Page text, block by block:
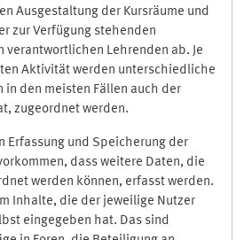
Ausgestaltung der Kursräume und
zur Verfügung stehenden
Lehrenden ab. Je
Aktivität werden unterschiedliche
in den meisten Fällen auch der
zugeordnet werden.
Erfassung und Speicherung der
dass weitere Daten, die
werden können, erfasst werden.
Inhalte, die der jeweilige Nutzer
eingegeben hat. Das sind